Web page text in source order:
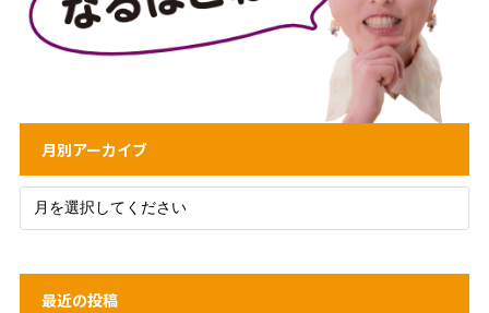
月別アーカイブ
最近の投稿